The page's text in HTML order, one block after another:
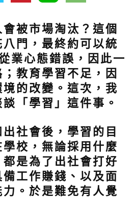
市場淘汰？這個
門，最終約可以統
業心態錯誤，因此一
教育學習不足，因
的改變。這次，我
「學習」這件事。
會後，學習的目
校，無論採用什麼
是為了出社會打好
工作賺錢、以及面
。於是難免有人覺